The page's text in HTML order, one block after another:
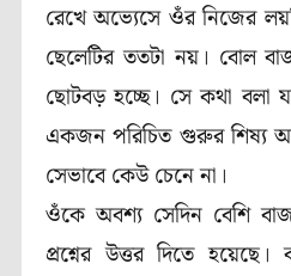
রেখে অভ্যেসে ওঁর নিজের
ছেলেটির ততটা নয়। বোল
ছোটবড় হচ্ছে। সে কথা বলা
একজন পরিচিত গুরুর শিষ্য
সেভাবে কেউ চেনে না।
ওঁকে অবশ্য সেদিন বেশি
প্রশ্নের উত্তর দিতে